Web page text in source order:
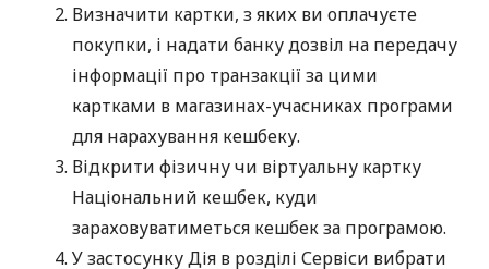
Визначити картки, з яких ви оплачуєте
покупки, і надати банку дозвіл на передачу
інформації про транзакції за цими
картками в магазинах-учасниках програми
для нарахування кешбеку.
Відкрити фізичну чи віртуальну картку
Національний кешбек, куди
зараховуватиметься кешбек за програмою.
У застосунку Дія в розділі Сервіси вибрати